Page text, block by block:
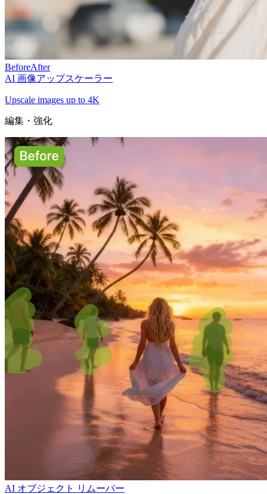
BeforeAfter
AI 画像アップスケーラー
Upscale images up to 4K
編集・強化
AI オブジェクト リムーバー